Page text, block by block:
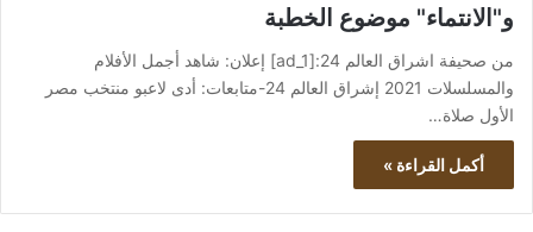
و"الانتماء" موضوع الخطبة
من صحيفة اشراق العالم 24:[ad_1] إعلان: شاهد أجمل الأفلام
والمسلسلات 2021 إشراق العالم 24-متابعات: أدى لاعبو منتخب مصر
الأول صلاة…
أكمل القراءة »